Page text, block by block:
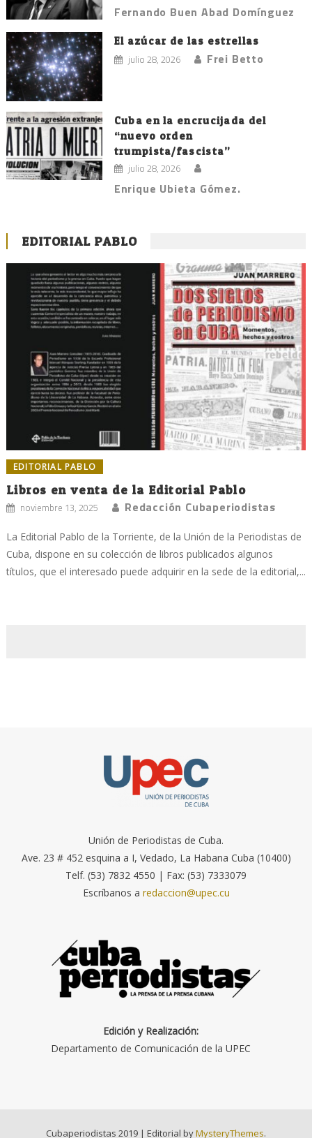
Fernando Buen Abad Domínguez
El azúcar de las estrellas
julio 28, 2026 Frei Betto
Cuba en la encrucijada del
“nuevo orden
trumpista/fascista”
julio 28, 2026
Enrique Ubieta Gómez.
EDITORIAL PABLO
EDITORIAL PABLO
Libros en venta de la Editorial Pablo
noviembre 13, 2025 Redacción Cubaperiodistas
La Editorial Pablo de la Torriente, de la Unión de la Periodistas de
Cuba, dispone en su colección de libros publicados algunos
títulos, que el interesado puede adquirir en la sede de la editorial,...
Unión de Periodistas de Cuba.
Ave. 23 # 452 esquina a I, Vedado, La Habana Cuba (10400)
Telf. (53) 7832 4550 | Fax: (53) 7333079
Escríbanos a redaccion@upec.cu
Edición y Realización:
Departamento de Comunicación de la UPEC
Cubaperiodistas 2019 | Editorial byMysteryThemes.